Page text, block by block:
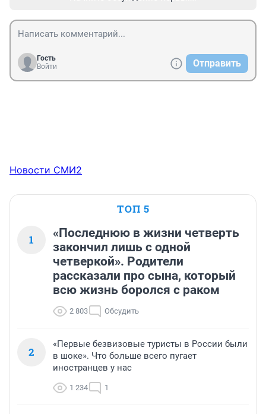
Гость
Войти
Отправить
Новости СМИ2
ТОП 5
1
«Последнюю в жизни четверть
закончил лишь с одной
четверкой». Родители
рассказали про сына, который
всю жизнь боролся с раком
2 803 Обсудить
2
«Первые безвизовые туристы в России были
в шоке». Что больше всего пугает
иностранцев у нас
1 234 1